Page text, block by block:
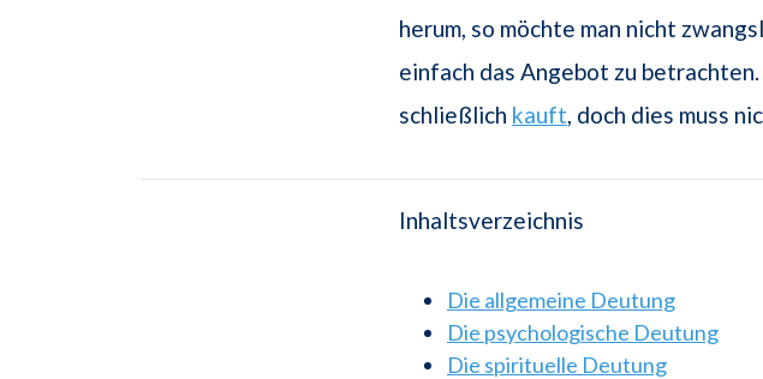
herum, so möchte man nicht
einfach das Angebot zu
schließlich kauft, doch dies muss
Inhaltsverzeichnis
Die allgemeine Deutung
Die psychologische Deutung
Die spirituelle Deutung